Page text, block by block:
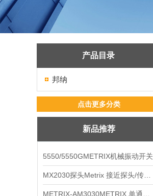
产品目录
邦纳
点击更多分类
新品推荐
5550/5550GMETRIX机械振动开关